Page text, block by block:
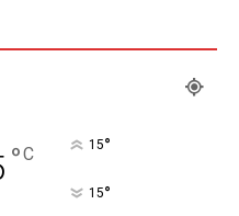
°C 15°
15°